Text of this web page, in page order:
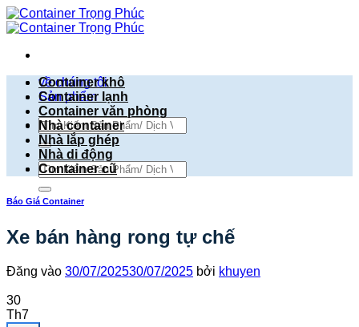
Bỏ
qua
dung
về chúng tôi
Sản phẩm
Tìm
kiếm:
Tìm
kiếm:
Container khô
Container lạnh
Container văn phòng
Nhà container
Nhà lắp ghép
Nhà di động
Container cũ
Báo Giá Container
Xe bán hàng rong tự chế
Đăng vào 30/07/202530/07/2025 bởi khuyen
30
Th7